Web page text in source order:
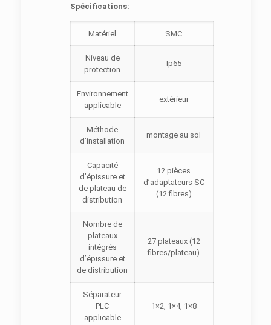
Spécifications:
Matériel SMC
Niveau de
protection
Ip65
Environnement
applicable
extérieur
Méthode
d’installation
montage au sol
Capacité
d’épissure et
de plateau de
distribution
12 pièces
d’adaptateurs SC
(12 fibres)
Nombre de
plateaux
intégrés
d’épissure et
de distribution
27 plateaux (12
fibres/plateau)
Séparateur
PLC
applicable
1×2, 1×4, 1×8